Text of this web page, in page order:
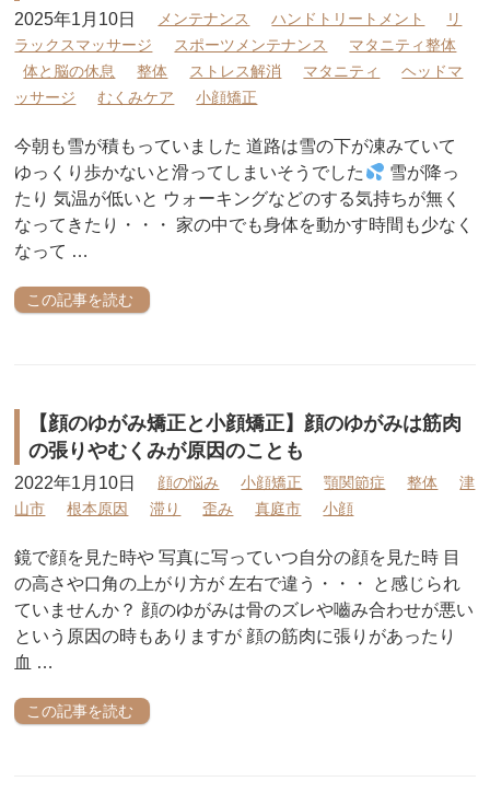
2025年1月10日 メンテナンス ハンドトリートメント
リ
ラックスマッサージ
スポーツメンテナンス
マタニティ整体
体と脳の休息
整体 ストレス解消 マタニティ
ヘッドマ
ッサージ
むくみケア 小顔矯正
今朝も雪が積もっていました 道路は雪の下が凍みていて
ゆっくり歩かないと滑ってしまいそうでした
雪が降っ
たり 気温が低いと ウォーキングなどのする気持ちが無く
なってきたり・・・ 家の中でも身体を動かす時間も少なく
なって …
この記事を読む
【顔のゆがみ矯正と小顔矯正】顔のゆがみは筋肉
の張りやむくみが原因のことも
2022年1月10日 顔の悩み 小顔矯正 顎関節症 整体
津
山市
根本原因 滞り 歪み 真庭市 小顔
鏡で顔を見た時や 写真に写っていつ自分の顔を見た時 目
の高さや口角の上がり方が 左右で違う・・・ と感じられ
ていませんか？ 顔のゆがみは骨のズレや嚙み合わせが悪い
という原因の時もありますが 顔の筋肉に張りがあったり
血 …
この記事を読む